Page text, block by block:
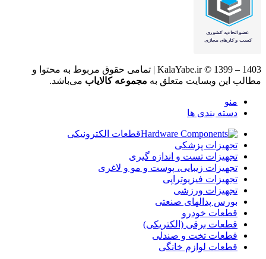
KalaYabe.ir © 1399 – 1403 | تمامی حقوق مربوط به محتوا و
مطالب این وبسایت متعلق به مجموعه کالایاب می‌باشد.
منو
دسته بندی ها
قطعات الکترونیکی
تجهیزات پزشکی
تجهیزات تست و اندازه گیری
تجهیزات زیبایی، پوست و مو و لاغری
تجهیزات فیزیوتراپی
تجهیزات ورزشی
بورس پدالهای صنعتی
قطعات خودرو
قطعات برقی (الکتریکی)
قطعات تخت و صندلی
قطعات لوازم خانگی